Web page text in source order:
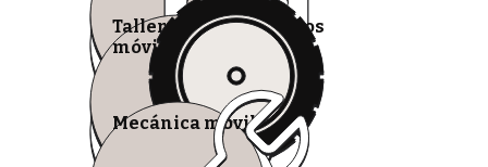
Talleres de neumáticos
móviles
Mecánica móvil